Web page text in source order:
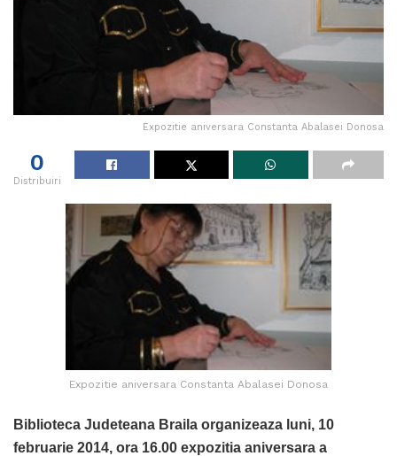
Expozitie aniversara Constanta Abalasei Donosa
0
Distribuiri
Expozitie aniversara Constanta Abalasei Donosa
Biblioteca Judeteana Braila organizeaza luni, 10
februarie 2014, ora 16.00 expozitia aniversara a